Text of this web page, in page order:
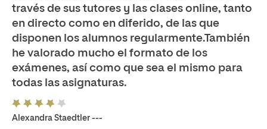
través de sus tutores y las clases online, tanto
en directo como en diferido, de las que
disponen los alumnos regularmente.También
he valorado mucho el formato de los
exámenes, así como que sea el mismo para
todas las asignaturas.
Alexandra Staedtler ---